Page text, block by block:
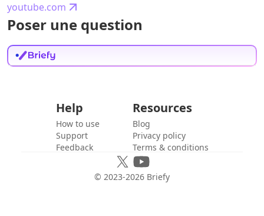
youtube.com
Poser une question
Help
How to use
Support
Feedback
Resources
Blog
Privacy policy
Terms & conditions
© 2023-2026 Briefy